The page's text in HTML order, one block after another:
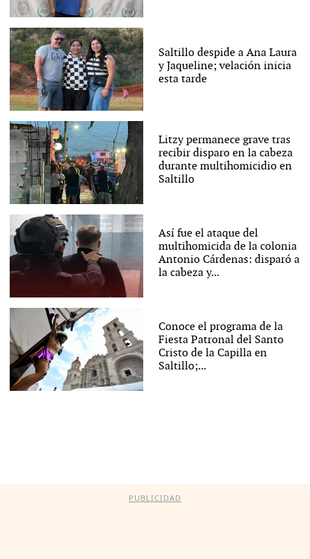
Saltillo despide a Ana Laura
y Jaqueline; velación inicia
esta tarde
Litzy permanece grave tras
recibir disparo en la cabeza
durante multihomicidio en
Saltillo
Así fue el ataque del
multihomicida de la colonia
Antonio Cárdenas: disparó a
la cabeza y...
Conoce el programa de la
Fiesta Patronal del Santo
Cristo de la Capilla en
Saltillo;...
PUBLICIDAD